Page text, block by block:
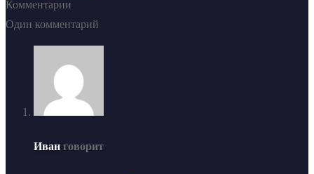
Комментарии
Один комментарий
Иван говорит